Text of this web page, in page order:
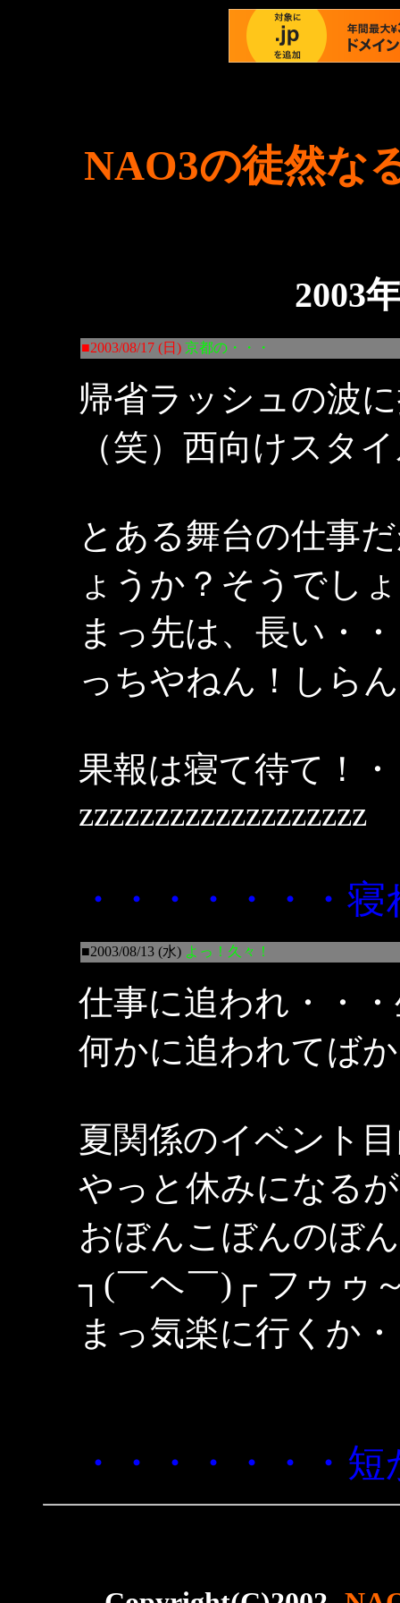
NAO3の徒然な
2003
■2003/08/17 (日) 京都の・・・
帰省ラッシュの波
（笑）西向けスタ
とある舞台の仕事
ょうか？そうでし
まっ先は、長い・
っちやねん！しら
果報は寝て待て！
zzzzzzzzzzzzzzzzzzz
・・・・・・・
■2003/08/13 (水) よっ！久々！
仕事に追われ・・
何かに追われてば
夏関係のイベント
やっと休みになる
おぼんこぼんのぼ
┐(￣ヘ￣)┌ フゥゥ
まっ気楽に行くか
・・・・・・・